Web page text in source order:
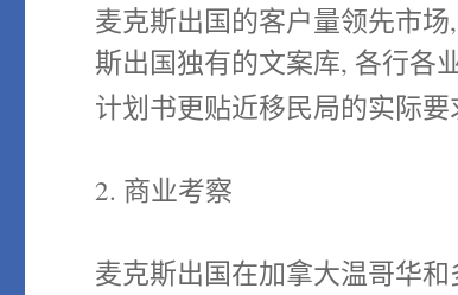
麦克斯出国的客户量领先市
斯出国独有的文案库, 各行各
计划书更贴近移民局的实际要
2. 商业考察
麦克斯出国在加拿大温哥华